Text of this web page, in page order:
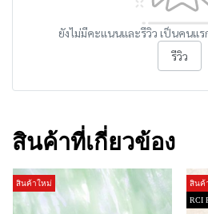
ยังไม่มีคะแนนและรีวิว เป็นคนแ
รีวิว
สินค้าที่เกี่ยวข้อง
สินค้าใหม่
สินค้
RCI